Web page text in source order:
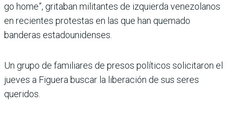
go home”, gritaban militantes de izquierda venezolanos
en recientes protestas en las que han quemado
banderas estadounidenses.
Un grupo de familiares de presos políticos solicitaron el
jueves a Figuera buscar la liberación de sus seres
queridos.